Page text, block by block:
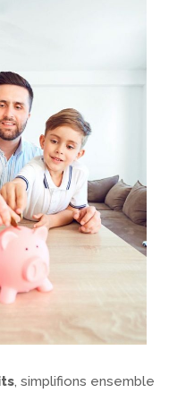
, simplifions ensemble